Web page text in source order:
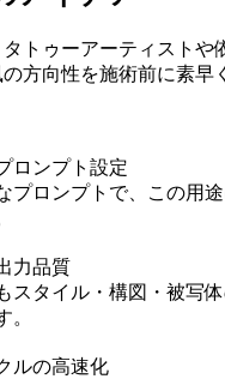
タトゥーアーティストや
方向性を施術前に素早
ロンプト設定
プロンプトで、この用
力品質
スタイル・構図・被写
。
ルの高速化